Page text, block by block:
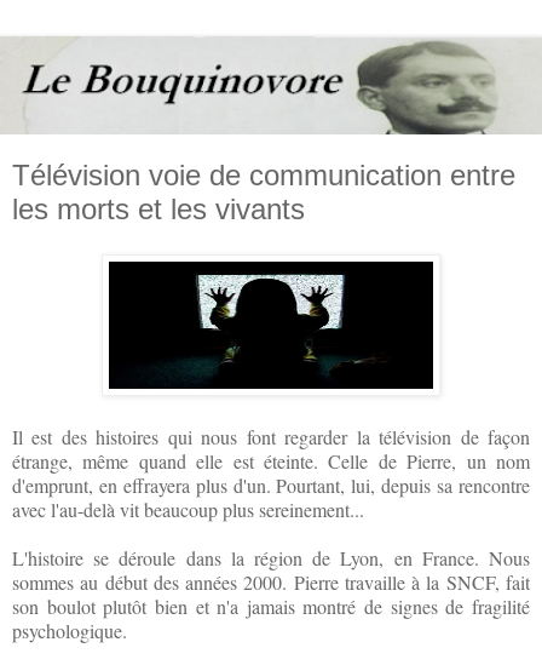
Télévision voie de communication entre
les morts et les vivants
Il est des histoires qui nous font regarder la télévision de façon
étrange, même quand elle est éteinte. Celle de Pierre, un nom
d'emprunt, en effrayera plus d'un. Pourtant, lui, depuis sa rencontre
avec l'au-delà vit beaucoup plus sereinement...
L'histoire se déroule dans la région de Lyon, en France. Nous
sommes au début des années 2000. Pierre travaille à la SNCF, fait
son boulot plutôt bien et n'a jamais montré de signes de fragilité
psychologique.